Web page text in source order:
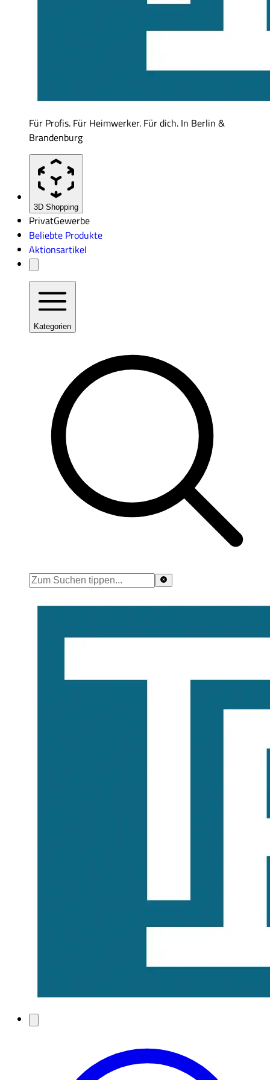
Für Profis. Für Heimwerker. Für dich. In Berlin &
Brandenburg
3D Shopping
PrivatGewerbe
Beliebte Produkte
Aktionsartikel
Kategorien